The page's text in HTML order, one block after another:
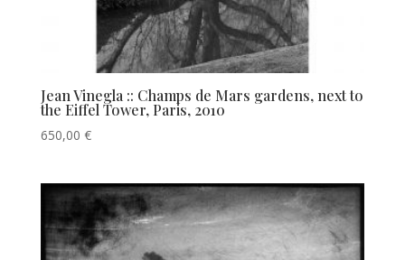
Jean Vinegla :: Champs de Mars gardens, next to
the Eiffel Tower, Paris, 2010
650,00 €